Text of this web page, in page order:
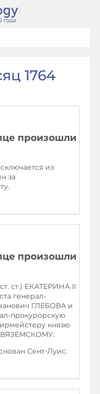
года
1764
произошли
из
за
произошли
ст.) ЕКАТЕРИНА II
генерал-
ГЛЕБОВА и
прокурорскую
князю
ВЯЗЕМСКОМУ.
Сент-Луис.